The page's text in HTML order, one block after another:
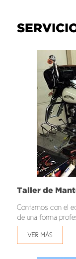
Taller de
Contamos con el
de una forma
VER MÁS